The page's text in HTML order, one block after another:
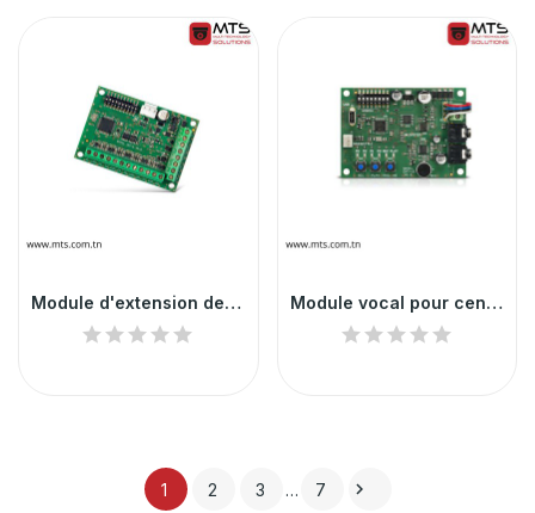
Module d'extension de 8 zones pour centrale... Module vocal pour centrale alarme Satel
1 2 3 … 7 